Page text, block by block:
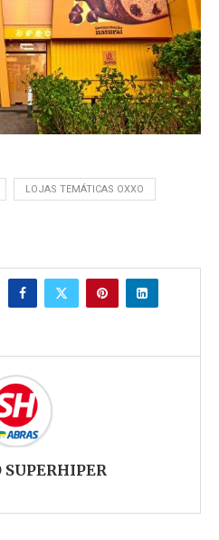
LOJAS TEMÁTICAS OXXO
SUPERHIPER